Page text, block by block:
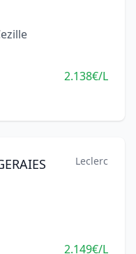
2.138€/L
Leclerc
2.149€/L